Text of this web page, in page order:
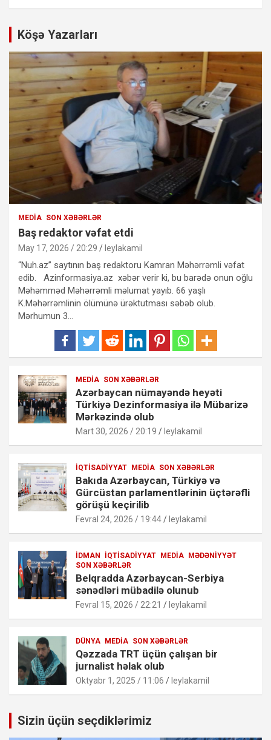
Köşə Yazarları
MEDIA SON XƏBƏRLƏR
Baş redaktor vəfat etdi
May 17, 2026 / 20:29 leylakamil
“Nuh.az” saytının baş redaktoru Kamran Məhərrəmli vəfat
edib. Azinformasiya.az xəbər verir ki, bu barədə onun oğlu
Məhəmməd Məhərrəmli məlumat yayıb. 66 yaşlı
K.Məhərrəmlinin ölümünə ürəktutması səbəb olub.
Mərhumun 3…
MEDIA SON XƏBƏRLƏR
Azərbaycan nümayəndə heyəti
Türkiyə Dezinformasiya ilə Mübarizə
Mərkəzində olub
Mart 30, 2026 / 20:19 leylakamil
İQTISADIYYAT MEDIA SON XƏBƏRLƏR
Bakıda Azərbaycan, Türkiyə və
Gürcüstan parlamentlərinin üçtərəfli
görüşü keçirilib
Fevral 24, 2026 / 19:44 leylakamil
İDMAN İQTISADIYYAT MEDIA MƏDƏNIYYƏT
SON XƏBƏRLƏR
Belqradda Azərbaycan-Serbiya
sənədləri mübadilə olunub
Fevral 15, 2026 / 22:21 leylakamil
DÜNYA MEDIA SON XƏBƏRLƏR
Qəzzada TRT üçün çalışan bir
jurnalist həlak olub
Oktyabr 1, 2025 / 11:06 leylakamil
Sizin üçün seçdiklərimiz